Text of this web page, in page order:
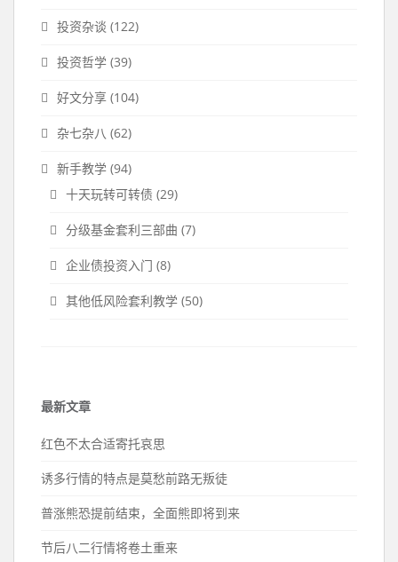
投资杂谈 (122)
投资哲学 (39)
好文分享 (104)
杂七杂八 (62)
新手教学 (94)
十天玩转可转债 (29)
分级基金套利三部曲 (7)
企业债投资入门 (8)
其他低风险套利教学 (50)
最新文章
红色不太合适寄托哀思
诱多行情的特点是莫愁前路无叛徒
普涨熊恐提前结束，全面熊即将到来
节后八二行情将卷土重来